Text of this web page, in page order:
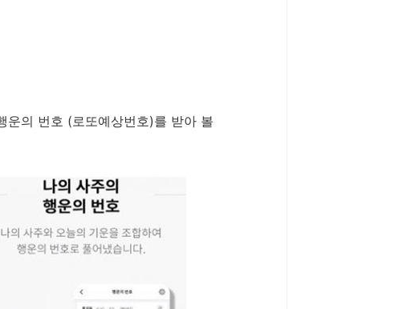
운의 번호 (로또예상번호)를 받아 볼